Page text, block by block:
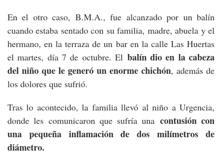
En el otro caso, B.M.A., fue alcanzado por un balín
cuando estaba sentado con su familia, madre, abuela y el
hermano, en la terraza de un bar en la calle Las Huertas
el martes, día 7 de octubre. El balín dio en la cabeza
del niño que le generó un enorme chichón, además de
los dolores que sufrió.
Tras lo acontecido, la familia llevó al niño a Urgencia,
donde les comunicaron que sufría una contusión con
una pequeña inflamación de dos milímetros de
diámetro.